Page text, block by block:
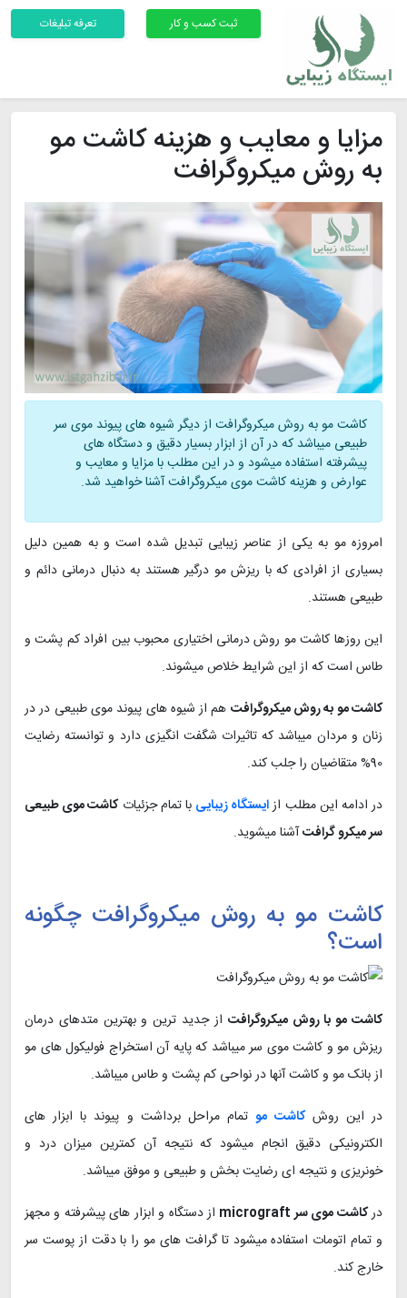
ثبت کسب و کار تعرفه تبلیغات
مزایا و معایب و هزینه کاشت مو
به روش میکروگرافت
کاشت مو به روش میکروگرافت از دیگر شیوه های پیوند موی سر
طبیعی میباشد که در آن از ابزار بسیار دقیق و دستگاه های
پیشرفته استفاده میشود و در این مطلب با مزایا و معایب و
عوارض و هزینه کاشت موی میکروگرافت آشنا خواهید شد.
امروزه مو به یکی از عناصر زیبایی تبدیل شده است و به همین دلیل
بسیاری از افرادی که با ریزش مو درگیر هستند به دنبال درمانی دائم و
طبیعی هستند.
این روزها کاشت مو روش درمانی اختیاری محبوب بین افراد کم پشت و
طاس است که از این شرایط خلاص میشوند.
کاشت مو به روش میکروگرافت هم از شیوه های پیوند موی طبیعی در در
زنان و مردان میباشد که تاثیرات شگفت انگیزی دارد و توانسته رضایت
90% متقاضیان را جلب کند.
در ادامه این مطلب ازایستگاه زیبایی با تمام جزئیاتکاشت موی طبیعی
سر میکرو گرافتآشنا میشوید.
کاشت مو به روش میکروگرافت چگونه
است؟
کاشت مو با روش میکروگرافت از جدید ترین و بهترین متدهای درمان
ریزش مو و کاشت موی سر میباشد که پایه آن استخراج فولیکول های مو
از بانک مو و کاشت آنها در نواحی کم پشت و طاس میباشد.
در این روشکاشت موتمام مراحل برداشت و پیوند با ابزار های
الکترونیکی دقیق انجام میشود که نتیجه آن کمترین میزان درد و
خونریزی و نتیجه ای رضایت بخش و طبیعی و موفق میباشد.
درکاشت موی سر micrograft
از دستگاه و ابزار های پیشرفته و مجهز
و تمام اتومات استفاده میشود تا گرافت های مو را با دقت از پوست سر
خارج کند.